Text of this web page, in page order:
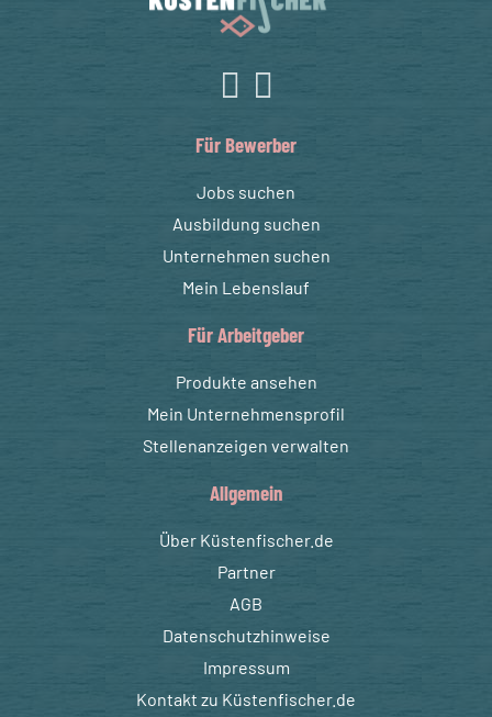
Für Bewerber
Jobs suchen
Ausbildung suchen
Unternehmen suchen
Mein Lebenslauf
Für Arbeitgeber
Produkte ansehen
Mein Unternehmensprofil
Stellenanzeigen verwalten
Allgemein
Über Küstenfischer.de
Partner
AGB
Datenschutzhinweise
Impressum
Kontakt zu Küstenfischer.de